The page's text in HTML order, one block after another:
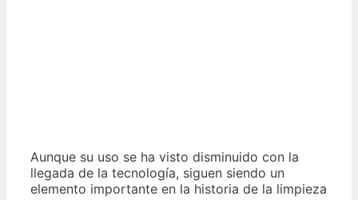
Aunque su uso se ha visto disminuido con la
llegada de la tecnología, siguen siendo un
elemento importante en la historia de la limpieza